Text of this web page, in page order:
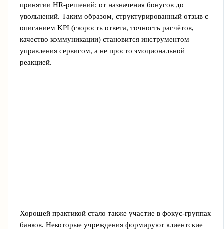
принятии HR-решений: от назначения бонусов до
увольнений. Таким образом, структурированный отзыв с
описанием KPI (скорость ответа, точность расчётов,
качество коммуникации) становится инструментом
управления сервисом, а не просто эмоциональной
реакцией.
Хорошей практикой стало также участие в фокус-группах
банков. Некоторые учреждения формируют клиентские